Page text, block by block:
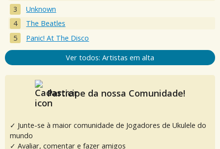
Unknown
The Beatles
Panic! At The Disco
Ver todos: Artistas em alta
Participe da nossa Comunidade!
✓ Junte-se à maior comunidade de Jogadores de Ukulele do
mundo
✓ Avaliar, comentar e fazer amigos